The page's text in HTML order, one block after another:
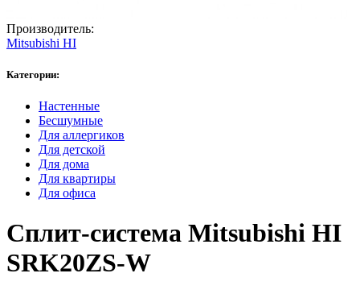
Производитель:
Mitsubishi HI
Категории:
Настенные
Бесшумные
Для аллергиков
Для детской
Для дома
Для квартиры
Для офиса
Сплит-система Mitsubishi HI
SRK20ZS-W